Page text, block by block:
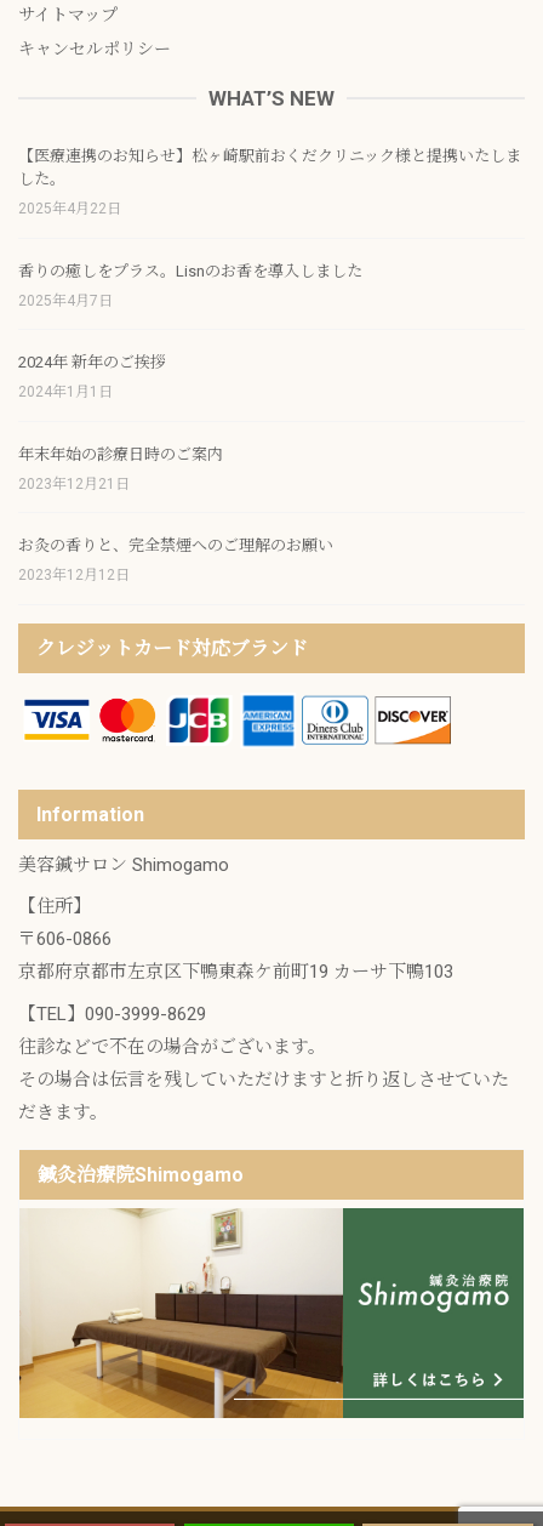
サイトマップ
キャンセルポリシー
WHAT’S NEW
【医療連携のお知らせ】松ヶ崎駅前おくだクリニック様と提携いたしま
した。
2025年4月22日
香りの癒しをプラス。Lisnのお香を導入しました
2025年4月7日
2024年 新年のご挨拶
2024年1月1日
年末年始の診療日時のご案内
2023年12月21日
お灸の香りと、完全禁煙へのご理解のお願い
2023年12月12日
クレジットカード対応ブランド
Information
美容鍼サロン Shimogamo
【住所】
〒606-0866
京都府京都市左京区下鴨東森ケ前町19 カーサ下鴨103
【TEL】 090-3999-8629
往診などで不在の場合がございます。
その場合は伝言を残していただけますと折り返しさせていた
だきます。
鍼灸治療院Shimogamo